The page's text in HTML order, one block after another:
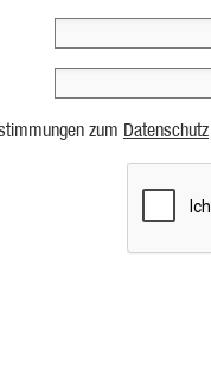
zum Datenschutz